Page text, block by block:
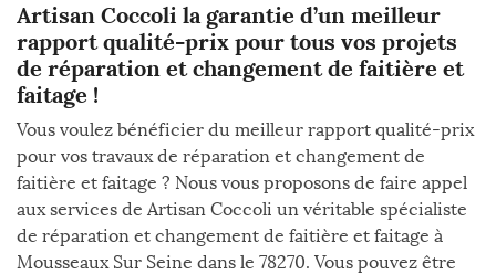
Artisan Coccoli la garantie d’un meilleur
rapport qualité-prix pour tous vos projets
de réparation et changement de faitière et
faitage !
Vous voulez bénéficier du meilleur rapport qualité-prix
pour vos travaux de réparation et changement de
faitière et faitage ? Nous vous proposons de faire appel
aux services de Artisan Coccoli un véritable spécialiste
de réparation et changement de faitière et faitage à
Mousseaux Sur Seine dans le 78270. Vous pouvez être